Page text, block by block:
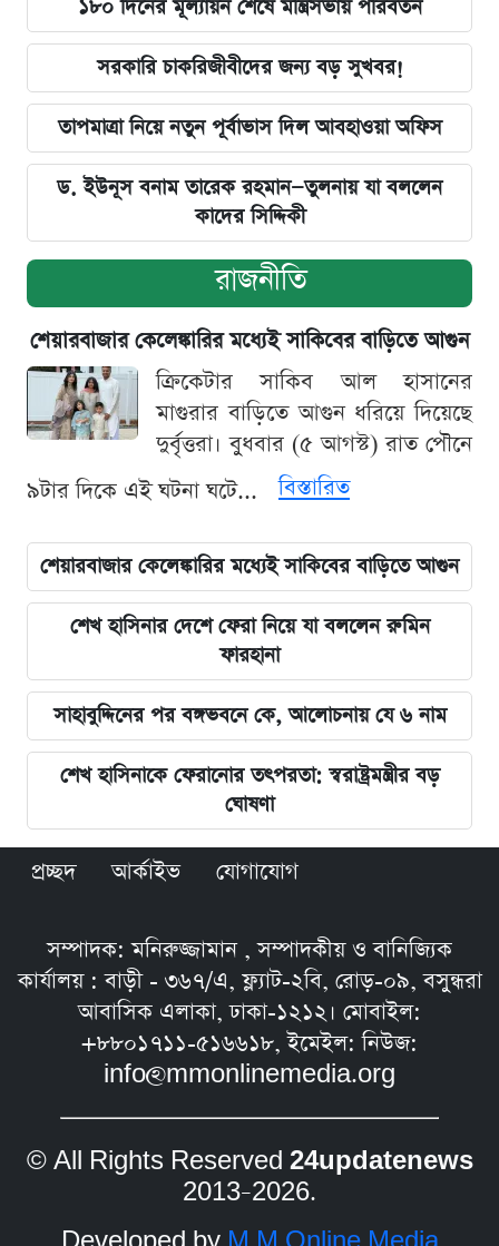
১৮০ দিনের মূল্যায়ন শেষে মন্ত্রিসভায় পরিবর্তন
সরকারি চাকরিজীবীদের জন্য বড় সুখবর!
তাপমাত্রা নিয়ে নতুন পূর্বাভাস দিল আবহাওয়া অফিস
ড. ইউনূস বনাম তারেক রহমান—তুলনায় যা বললেন
কাদের সিদ্দিকী
রাজনীতি
শেয়ারবাজার কেলেঙ্কারির মধ্যেই সাকিবের বাড়িতে আগুন
ক্রিকেটার সাকিব আল হাসানের
মাগুরার বাড়িতে আগুন ধরিয়ে দিয়েছে
দুর্বৃত্তরা। বুধবার (৫ আগস্ট) রাত পৌনে
৯টার দিকে এই ঘটনা ঘটে...
বিস্তারিত
শেয়ারবাজার কেলেঙ্কারির মধ্যেই সাকিবের বাড়িতে আগুন
শেখ হাসিনার দেশে ফেরা নিয়ে যা বললেন রুমিন
ফারহানা
সাহাবুদ্দিনের পর বঙ্গভবনে কে, আলোচনায় যে ৬ নাম
শেখ হাসিনাকে ফেরানোর তৎপরতা: স্বরাষ্ট্রমন্ত্রীর বড়
ঘোষণা
প্রচ্ছদ আর্কাইভ যোগাযোগ
সম্পাদক: মনিরুজ্জামান , সম্পাদকীয় ও বানিজ্যিক
কার্যালয় : বাড়ী - ৩৬৭/এ, ফ্ল্যাট-২বি, রোড়-০৯, বসুন্ধরা
আবাসিক এলাকা, ঢাকা-১২১২। মোবাইল:
+৮৮০১৭১১-৫১৬৬১৮, ইমেইল: নিউজ:
info@mmonlinemedia.org
© All Rights Reserved 24updatenews
2013–2026.